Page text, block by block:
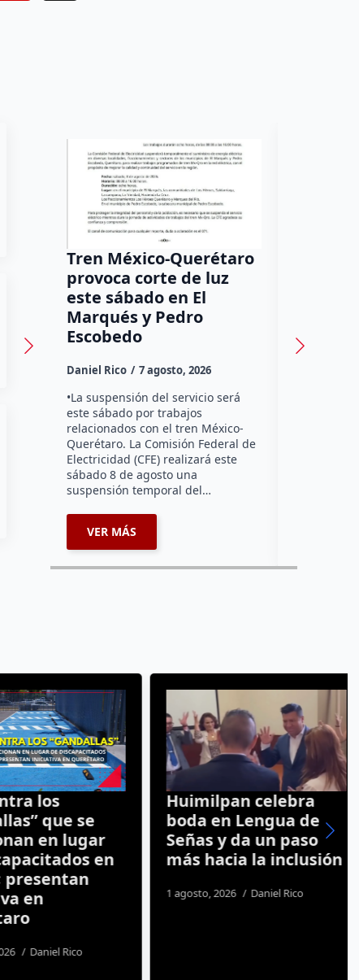
Tren México-Querétaro
provoca corte de luz
este sábado en El
Marqués y Pedro
Escobedo
Daniel Rico 7 agosto, 2026
•La suspensión del servicio será
este sábado por trabajos
relacionados con el tren México-
Querétaro. La Comisión Federal de
Electricidad (CFE) realizará este
sábado 8 de agosto una
suspensión temporal del…
VER MÁS
Habitantes
los
que se
en lugar
en
en
Daniel Rico
Huimilpan celebra
boda en Lengua de
Señas y da un paso
más hacia la inclusión
1 agosto, 2026 Daniel Rico